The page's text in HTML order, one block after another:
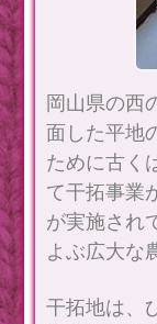
岡山県の西
面した平地
ために古く
て干拓事業
が実施され
よぶ広大な
干拓地は、